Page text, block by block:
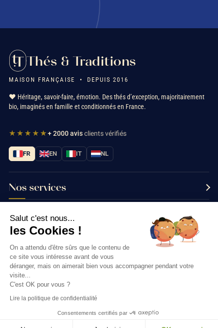
Thés & Traditions
MAISON FRANÇAISE • DEPUIS 2016
❤️ Héritage, savoir-faire, émotion. Des thés d’exception, majoritairement
bio, imaginés en famille et conditionnés en France.
★★★★★+ 2000 avisclients vérifiés
FR EN IT NL
Nos services
Informations
Nous contacter
Thés & Traditions © 2026
Salut c'est nous...
les Cookies !
On a attendu d'être sûrs que le contenu de
ce site vous intéresse avant de vous
déranger, mais on aimerait bien vous accompagner pendant votre
visite...
C'est OK pour vous ?
Lire la politique de confidentialité
Consentements certifiés par